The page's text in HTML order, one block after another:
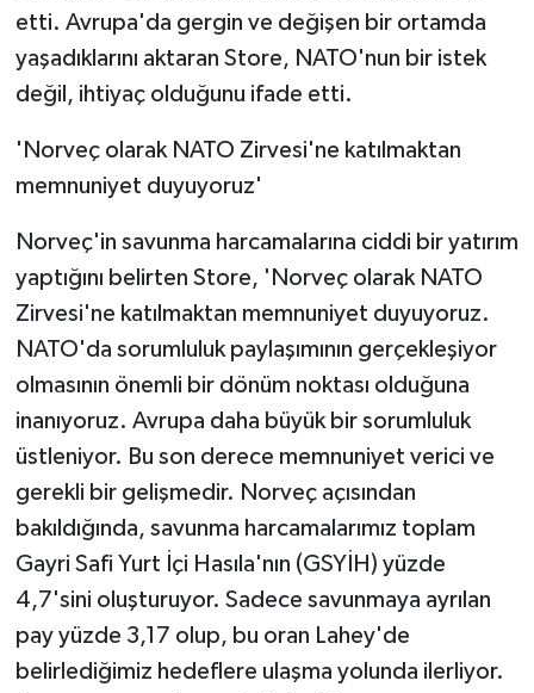
etti. Avrupa'da gergin ve değişen bir ortamda
yaşadıklarını aktaran Store, NATO'nun bir istek
değil, ihtiyaç olduğunu ifade etti.
'Norveç olarak NATO Zirvesi'ne katılmaktan
memnuniyet duyuyoruz'
Norveç'in savunma harcamalarına ciddi bir yatırım
yaptığını belirten Store, 'Norveç olarak NATO
Zirvesi'ne katılmaktan memnuniyet duyuyoruz.
NATO'da sorumluluk paylaşımının gerçekleşiyor
olmasının önemli bir dönüm noktası olduğuna
inanıyoruz. Avrupa daha büyük bir sorumluluk
üstleniyor. Bu son derece memnuniyet verici ve
gerekli bir gelişmedir. Norveç açısından
bakıldığında, savunma harcamalarımız toplam
Gayri Safi Yurt İçi Hasıla'nın (GSYİH) yüzde
4,7'sini oluşturuyor. Sadece savunmaya ayrılan
pay yüzde 3,17 olup, bu oran Lahey'de
belirlediğimiz hedeflere ulaşma yolunda ilerliyor.